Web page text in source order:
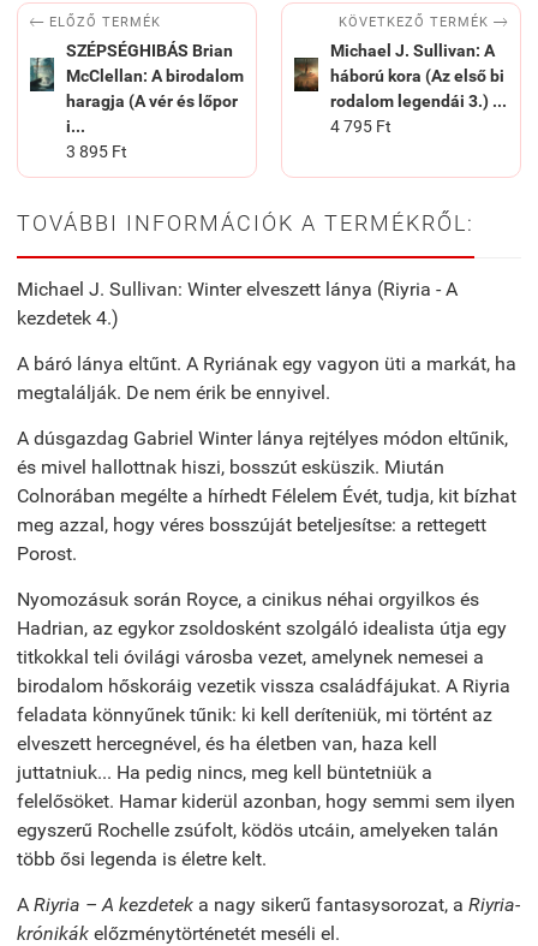
 ELŐZŐ TERMÉK
SZÉPSÉGHIBÁS Brian
McClellan: A birodalom
haragja (A vér és lőpor
i...
3 895 Ft
KÖVETKEZŐ TERMÉK 
Michael J. Sullivan: A
háború kora (Az első bi
rodalom legendái 3.) ...
4 795 Ft
TOVÁBBI INFORMÁCIÓK A TERMÉKRŐL:
Michael J. Sullivan: Winter elveszett lánya (Riyria - A
kezdetek 4.)
A báró lánya eltűnt. A Ryriának egy vagyon üti a markát, ha
megtalálják. De nem érik be ennyivel.
A dúsgazdag Gabriel Winter lánya rejtélyes módon eltűnik,
és mivel hallottnak hiszi, bosszút esküszik. Miután
Colnorában megélte a hírhedt Félelem Évét, tudja, kit bízhat
meg azzal, hogy véres bosszúját beteljesítse: a rettegett
Porost.
Nyomozásuk során Royce, a cinikus néhai orgyilkos és
Hadrian, az egykor zsoldosként szolgáló idealista útja egy
titkokkal teli óvilági városba vezet, amelynek nemesei a
birodalom hőskoráig vezetik vissza családfájukat. A Riyria
feladata könnyűnek tűnik: ki kell deríteniük, mi történt az
elveszett hercegnével, és ha életben van, haza kell
juttatniuk... Ha pedig nincs, meg kell büntetniük a
felelősöket. Hamar kiderül azonban, hogy semmi sem ilyen
egyszerű Rochelle zsúfolt, ködös utcáin, amelyeken talán
több ősi legenda is életre kelt.
A Riyria – A kezdetek a nagy sikerű fantasysorozat, a Riyria-
krónikák előzménytörténetét meséli el.